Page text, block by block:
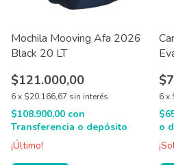
Mochila Mooving Afa 2026
Black 20 LT
$121.000,00
6x $20.166,67 sin interés
$108.900,00 con
Transferencia o depósito
¡Último!
6x
o